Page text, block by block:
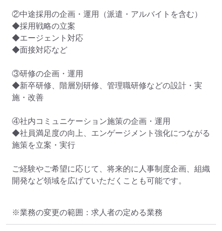
②中途採用の企画・運用（派遣・アルバイトを含む）
◆採用戦略の立案
◆エージェント対応
◆面接対応など
③研修の企画・運用
◆新卒研修、階層別研修、管理職研修などの設計・実
施・改善
④社内コミュニケーション施策の企画・運用
◆社員満足度の向上、エンゲージメント強化につながる
施策を立案・実行
ご経験やご希望に応じて、将来的に人事制度企画、組織
開発など領域を広げていただくことも可能です。
※業務の変更の範囲：求人者の定める業務